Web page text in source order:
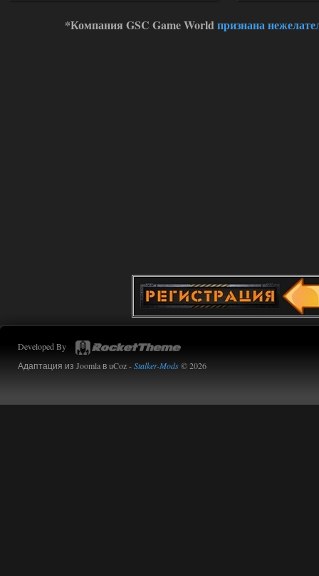
*Компания GSC Game Worldпризнана
Developed By
Адаптация из Joomla в uCoz -Stalker-Mods© 2026